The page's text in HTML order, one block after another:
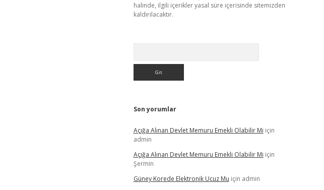
halinde, ilgili içerikler yasal süre içerisinde sitemizden
kaldırılacaktır.
Son yorumlar
Açığa Alınan Devlet Memuru Emekli Olabilir Mi için
admin
Açığa Alınan Devlet Memuru Emekli Olabilir Mi için
Şermin
Güney Korede Elektronik Ucuz Mu için admin